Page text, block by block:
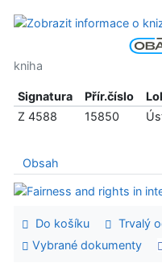
kniha
Signatura Přír.číslo
Z 4588
15850
Obsah
Do košíku Trvalý
Vybrané dokumenty